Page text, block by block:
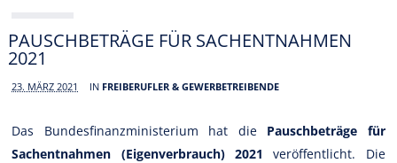
PAUSCHBETRÄGE FÜR SACHENTNAHMEN
2021
23. MÄRZ 2021 IN FREIBERUFLER & GEWERBETREIBENDE
Das Bundesfinanzministerium hat die Pauschbeträge für
Sachentnahmen (Eigenverbrauch) 2021
veröffentlicht. Die